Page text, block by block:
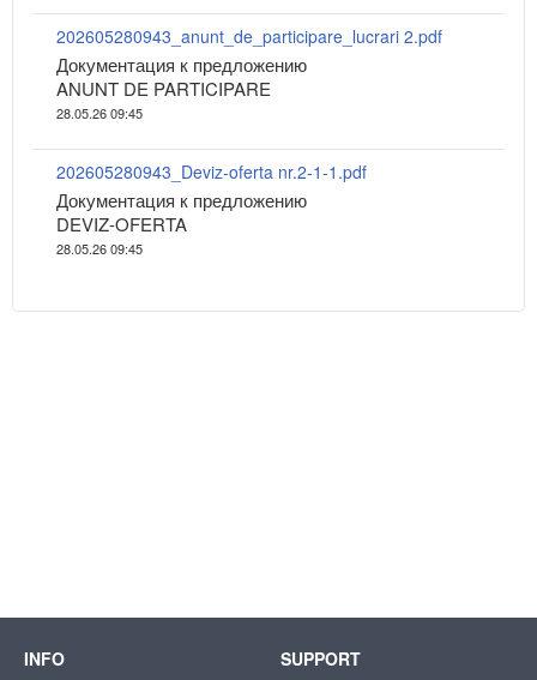
202605280943_anunt_de_participare_lucrari 2.pdf
Документация к предложению
ANUNT DE PARTICIPARE
28.05.26 09:45
202605280943_Deviz-oferta nr.2-1-1.pdf
Документация к предложению
DEVIZ-OFERTA
28.05.26 09:45
INFO SUPPORT